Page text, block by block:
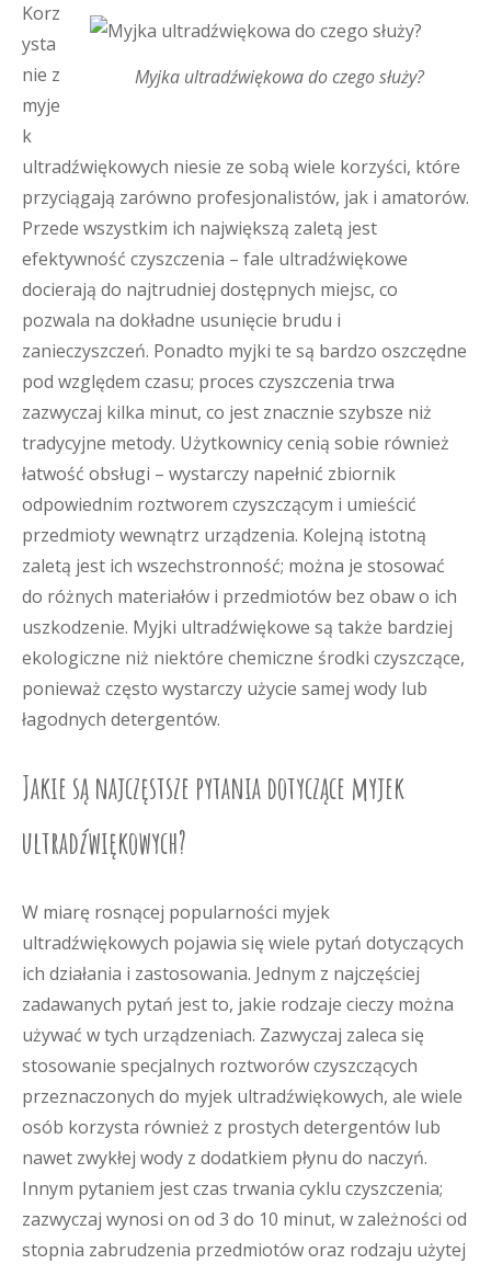
Myjka ultradźwiękowa do czego służy?
Korz
ysta
nie z
myje
k
ultradźwiękowych niesie ze sobą wiele korzyści, które
przyciągają zarówno profesjonalistów, jak i amatorów.
Przede wszystkim ich największą zaletą jest
efektywność czyszczenia – fale ultradźwiękowe
docierają do najtrudniej dostępnych miejsc, co
pozwala na dokładne usunięcie brudu i
zanieczyszczeń. Ponadto myjki te są bardzo oszczędne
pod względem czasu; proces czyszczenia trwa
zazwyczaj kilka minut, co jest znacznie szybsze niż
tradycyjne metody. Użytkownicy cenią sobie również
łatwość obsługi – wystarczy napełnić zbiornik
odpowiednim roztworem czyszczącym i umieścić
przedmioty wewnątrz urządzenia. Kolejną istotną
zaletą jest ich wszechstronność; można je stosować
do różnych materiałów i przedmiotów bez obaw o ich
uszkodzenie. Myjki ultradźwiękowe są także bardziej
ekologiczne niż niektóre chemiczne środki czyszczące,
ponieważ często wystarczy użycie samej wody lub
łagodnych detergentów.
Jakie są najczęstsze pytania dotyczące myjek
ultradźwiękowych?
W miarę rosnącej popularności myjek
ultradźwiękowych pojawia się wiele pytań dotyczących
ich działania i zastosowania. Jednym z najczęściej
zadawanych pytań jest to, jakie rodzaje cieczy można
używać w tych urządzeniach. Zazwyczaj zaleca się
stosowanie specjalnych roztworów czyszczących
przeznaczonych do myjek ultradźwiękowych, ale wiele
osób korzysta również z prostych detergentów lub
nawet zwykłej wody z dodatkiem płynu do naczyń.
Innym pytaniem jest czas trwania cyklu czyszczenia;
zazwyczaj wynosi on od 3 do 10 minut, w zależności od
stopnia zabrudzenia przedmiotów oraz rodzaju użytej